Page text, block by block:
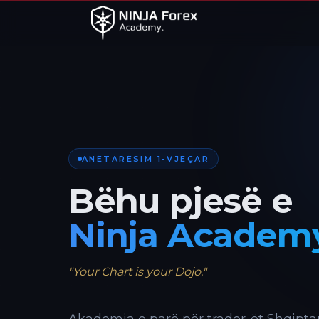
ANËTARËSIM 1-VJEÇAR
Bëhu pjesë e
Ninja
"Your Chart is your Dojo."